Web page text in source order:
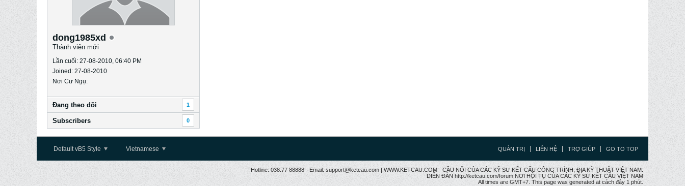
dong1985xd
Thành viên mới
Lần cuối: 27-08-2010, 06:40 PM
Joined: 27-08-2010
Nơi Cư Ngụ:
Ðang theo dõi 1
Subscribers 0
Default vB5 Style Vietnamese QUẢN TRỊ LIÊN HỆ TRỢ GIÚP GO TO TOP
Hotline: 038.77 88888 - Email: support@ketcau.com | WWW.KETCAU.COM - CẦU NỐI CỦA CÁC KỸ SƯ KẾT CẤU CÔNG TRÌNH, ĐỊA KỸ THUẬT VIỆT NAM.
DIỄN ĐÀN http://ketcau.com/forum NƠI HỘI TỤ CỦA CÁC KỸ SƯ KẾT CÂU VIỆT NAM
All times are GMT+7. This page was generated at cách đây 1 phút.